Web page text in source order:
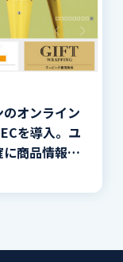
オンライン
を導入。ユ
商品情報に
。